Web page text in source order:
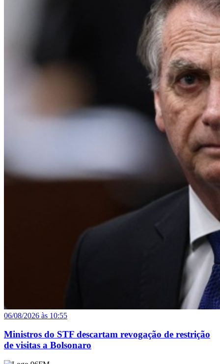
06/08/2026 às 10:55
Ministros do STF descartam revogação de restrição
de visitas a Bolsonaro